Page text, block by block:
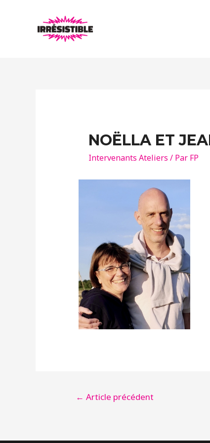
NOËLLA ET
Intervenants Ateliers / Par FP
NAVIGATION
L’ARTICLE
← Article précédent